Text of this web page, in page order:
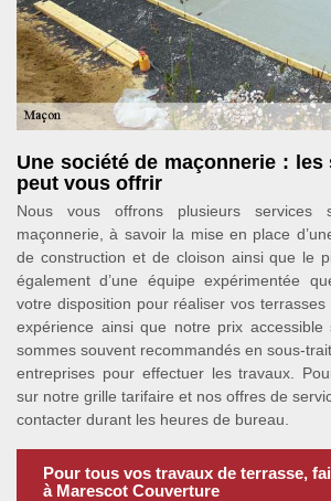
Une société de maçonnerie : les
peut vous offrir
Nous vous offrons plusieurs
maçonnerie, à savoir la mise en place
de construction et de cloison ainsi que le
également d’une équipe expérimentée
votre disposition pour réaliser vos terrasses
expérience ainsi que notre prix
sommes souvent recommandés en sous-
entreprises pour effectuer les travaux.
sur notre grille tarifaire et nos offres de
contacter durant les heures de bureau.
Pour tous vos travaux de terrasse,
à Marescot Couverture